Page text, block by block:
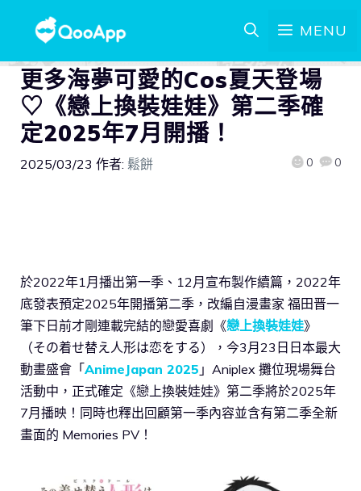
MENU
更多海夢可愛的Cos夏天登場
♡《戀上換裝娃娃》第二季確
定2025年7月開播！
2025/03/23 作者: 鬆餅 0 0
於2022年1月播出第一季、12月宣布製作續篇，2022年
底發表預定2025年開播第二季，改編自漫畫家 福田晋一
筆下日前才剛連載完結的戀愛喜劇《戀上換裝娃娃》
（その着せ替え人形は恋をする），今3月23日日本最大
動畫盛會「AnimeJapan 2025 」Aniplex 攤位現場舞台
活動中，正式確定《戀上換裝娃娃》第二季將於2025年
7月播映！同時也釋出回顧第一季內容並含有第二季全新
畫面的 Memories PV！